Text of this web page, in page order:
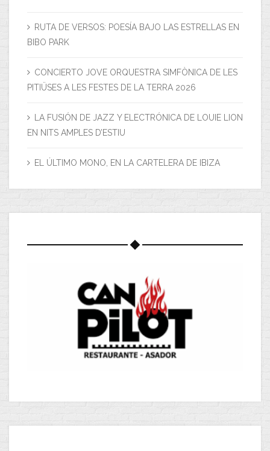
RUTA DE VERSOS: POESÍA BAJO LAS ESTRELLAS EN
BIBO PARK
CONCIERTO JOVE ORQUESTRA SIMFÒNICA DE LES
PITIÜSES A LES FESTES DE LA TERRA 2026
LA FUSIÓN DE JAZZ Y ELECTRÓNICA DE LOUIE LION
EN NITS AMPLES D’ESTIU
EL ÚLTIMO MONO, EN LA CARTELERA DE IBIZA